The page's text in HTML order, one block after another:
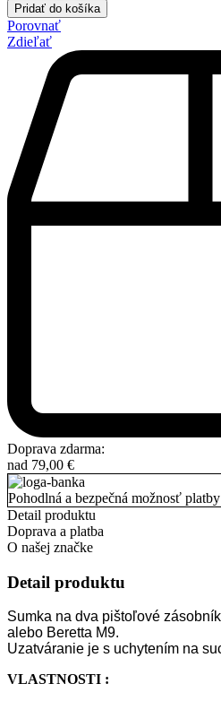
Pridať do košíka
Porovnať
Zdieľať
Doprava zdarma:
nad 79,00 €
Pohodlná a bezpečná možnosť
Detail produktu
Doprava a platba
O našej značke
Detail produktu
Sumka na dva pištoľové
alebo Beretta M9.
Uzatváranie je s uchytením na
VLASTNOSTI :